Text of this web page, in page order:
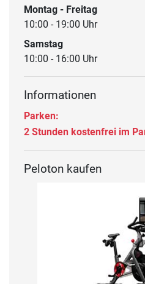
Montag - Freitag
10:00 - 19:00 Uhr
Samstag
10:00 - 16:00 Uhr
Informationen
Parken:
2 Stunden kostenfrei im
Peloton kaufen